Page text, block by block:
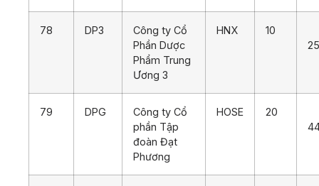
78 DP3
Công ty Cổ
Phần Dược
Phẩm Trung
Ương 3
HNX
10
79 DPG
Công ty Cổ
phần Tập
đoàn Đạt
Phương
HOSE
20